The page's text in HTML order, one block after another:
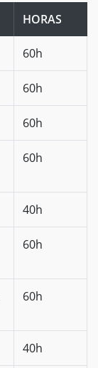
HORAS
60h
60h
60h
60h
40h
60h
60h
40h